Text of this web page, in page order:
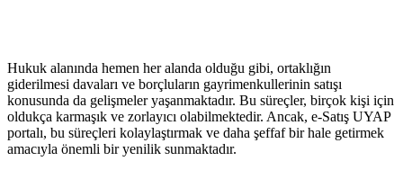
Hukuk alanında⁣ hemen her alanda olduğu gibi, ortaklığın
giderilmesi davaları ve ⁤borçluların gayrimenkullerinin satışı
konusunda da gelişmeler yaşanmaktadır. Bu süreçler, birçok kişi için
oldukça karmaşık⁤ ve zorlayıcı olabilmektedir.⁤ Ancak, e-Satış UYAP ​
portalı, bu süreçleri kolaylaştırmak ve daha şeffaf bir hale getirmek
amacıyla önemli bir ​yenilik⁢ sunmaktadır.